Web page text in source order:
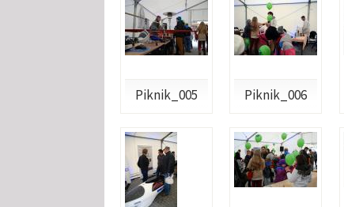
Piknik_005 Piknik_006